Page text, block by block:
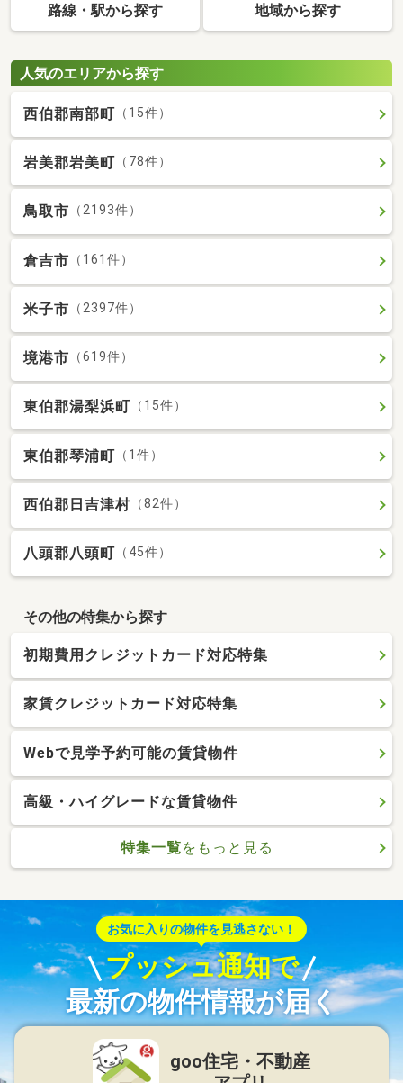
路線・駅から探す 地域から探す
人気のエリアから探す
西伯郡南部町 （15件）
岩美郡岩美町 （78件）
鳥取市 （2193件）
倉吉市 （161件）
米子市 （2397件）
境港市 （619件）
東伯郡湯梨浜町 （15件）
東伯郡琴浦町 （1件）
西伯郡日吉津村 （82件）
八頭郡八頭町 （45件）
その他の特集から探す
初期費用クレジットカード対応特集
家賃クレジットカード対応特集
Webで見学予約可能の賃貸物件
高級・ハイグレードな賃貸物件
特集一覧をもっと見る
お気に入りの物件を見逃さない！
プッシュ通知で
最新の物件情報が届く
goo住宅・不動産